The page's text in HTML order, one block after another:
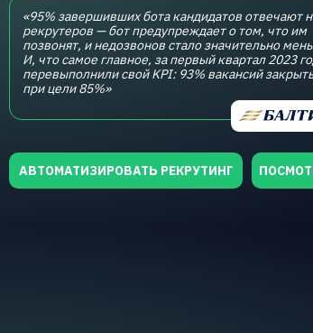
АВТОМАТИЗИРОВАТЬ РЕКРУТИНГ
«95% завершивших бота кандидатов отвечают
рекрутеров — бот предупреждает о том, что им
позвонят, и недозвонов стало значительно
И, что самое главное, за первый квартал 2023
перевыполнили свой KPI: 93% вакансий
при цели 85%»